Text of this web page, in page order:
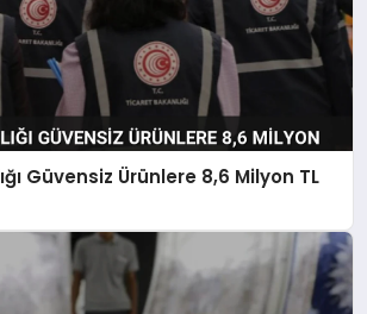
Güvensiz Ürünlere 8,6 Milyon TL